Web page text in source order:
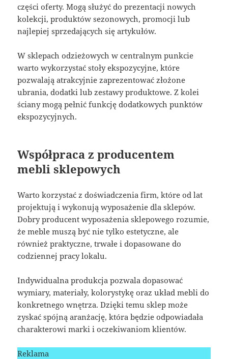
części oferty. Mogą służyć do prezentacji nowych
kolekcji, produktów sezonowych, promocji lub
najlepiej sprzedających się artykułów.
W sklepach odzieżowych w centralnym punkcie
warto wykorzystać stoły ekspozycyjne, które
pozwalają atrakcyjnie zaprezentować złożone
ubrania, dodatki lub zestawy produktowe. Z kolei
ściany mogą pełnić funkcję dodatkowych punktów
ekspozycyjnych.
Współpraca z producentem
mebli sklepowych
Warto korzystać z doświadczenia firm, które od lat
projektują i wykonują wyposażenie dla sklepów.
Dobry producent wyposażenia sklepowego rozumie,
że meble muszą być nie tylko estetyczne, ale
również praktyczne, trwałe i dopasowane do
codziennej pracy lokalu.
Indywidualna produkcja pozwala dopasować
wymiary, materiały, kolorystykę oraz układ mebli do
konkretnego wnętrza. Dzięki temu sklep może
zyskać spójną aranżację, która będzie odpowiadała
charakterowi marki i oczekiwaniom klientów.
Reklama